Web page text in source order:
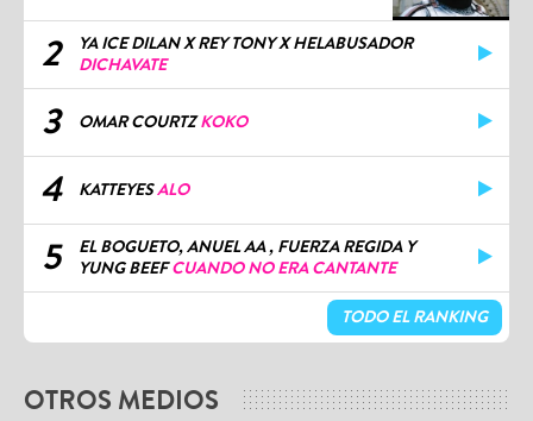
2
YA ICE DILAN X REY TONY X HELABUSADOR
DICHAVATE
3 OMAR COURTZKOKO
4 KATTEYESALO
5
EL BOGUETO, ANUEL AA , FUERZA REGIDA Y
YUNG BEEFCUANDO NO ERA CANTANTE
TODO EL RANKING
OTROS MEDIOS